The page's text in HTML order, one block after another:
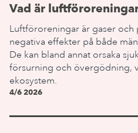
Vad är
Luftföroreningar är gaser och
negativa effekter på både
De kan bland annat orsaka
försurning och övergödning,
ekosystem.
4/6 2026